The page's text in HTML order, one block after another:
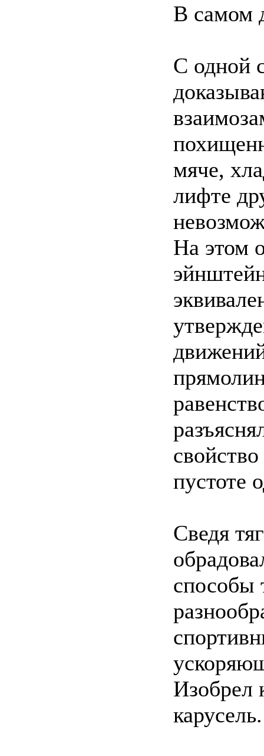
В самом
С одной
мяче,
лифте
На этом
пустоте
Сведя
способы
Изобрел